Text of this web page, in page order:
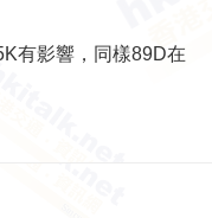
有影響，同樣89D在